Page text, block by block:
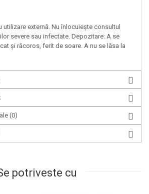
utilizare externă. Nu înlocuiește consultul
severe sau infectate. Depozitare: A se
și răcoros, ferit de soare. A nu se lăsa la
(0)
potriveste cu